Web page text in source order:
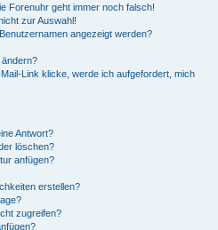
Forenuhr geht immer noch falsch!
zur Auswahl!
angezeigt werden?
Link klicke, werde ich aufgefordert, mich
Antwort?
löschen?
anfügen?
erstellen?
zugreifen?